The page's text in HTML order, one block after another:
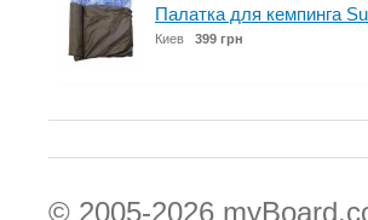
Палатка для кемпинга
Киев 399 грн
© 2005-2026